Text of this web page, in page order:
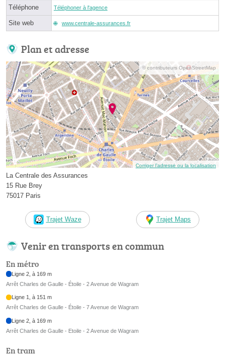
Téléphone Téléphoner à l'agence
Site web www.centrale-assurances.fr
Plan et adresse
© contributeurs OpenStreetMap
Corriger l’adresse ou la localisation
La Centrale des Assurances
15 Rue Brey
75017 Paris
Trajet Waze Trajet Maps
Venir en transports en commun
En métro
Ligne 2, à 169 m
Arrêt Charles de Gaulle - Étoile - 2 Avenue de Wagram
Ligne 1, à 151 m
Arrêt Charles de Gaulle - Étoile - 7 Avenue de Wagram
Ligne 2, à 169 m
Arrêt Charles de Gaulle - Etoile - 2 Avenue de Wagram
En tram